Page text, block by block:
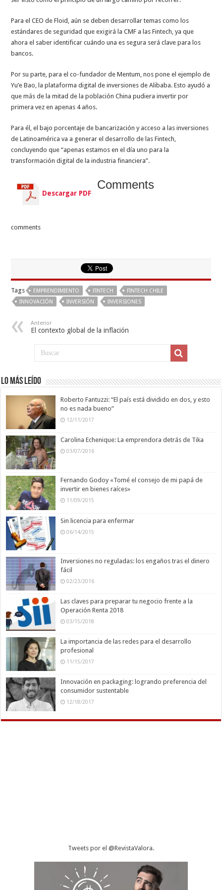
Para el CEO de Floid, aún se deben desarrollar temas como los
estándares de seguridad que exigirá la CMF a las Fintech, ya que
ahora el saber identificar cuándo una es segura será clave para los
bancos.
Por su parte, para el co-fundador de Mentum, nos pone el ejemplo de
Yu’e Bao, la plataforma digital de inversiones de Alibaba. Esto ayudó a
que más de la mitad de la población China pudiera invertir por
primera vez en apenas 4 años.
Para él, el bajo porcentaje de bancarización y acceso a las inversiones
de Latinoamérica va a generar el desarrollo de las Fintech,
concluyendo que “apenas estamos en el día uno para la
transformación digital de la industria financiera”.
Descargar PDF
Comments
comments
Tags EMPRENDIMIENTO FINTECH
FINTECH CHILE
INNOVACIÓN
INVERSIÓN INVERSIONES
Anterior
El contexto global de la inflación
Lo más leído
Roberto Fantuzzi: “El país está dividido en dos, y esto
no es nada bueno”
12/11/2017
Carolina Echenique: La emprendora detrás de Tika
03/07/2016
Fernando Godoy «Tomé el consejo de mi papá de
invertir en bienes raíces»
11/09/2015
Sin licencia para enfermar
06/14/2015
Inversiones no reguladas: los engaños tras el dinero
fácil
02/23/2016
Las claves para preparar tu negocio frente a la
Operación Renta 2018
03/15/2018
La importancia de las redes para el desarrollo
profesional
11/15/2017
Innovación en packaging: logrando preferencia del
consumidor sustentable
12/18/2017
Tweets por el @RevistaValora.